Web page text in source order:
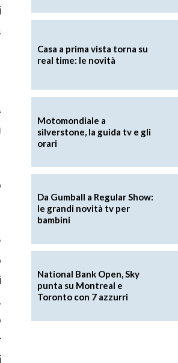
Casa a prima vista torna su
real time: le novità
Motomondiale a
silverstone, la guida tv e gli
orari
Da Gumball a Regular Show:
le grandi novità tv per
bambini
National Bank Open, Sky
punta su Montreal e
Toronto con 7 azzurri